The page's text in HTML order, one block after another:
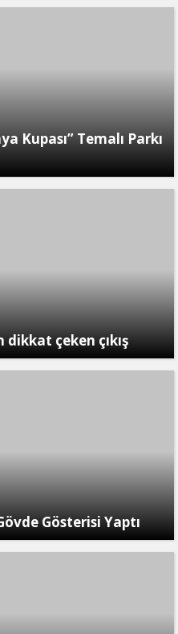
Kupası” Temalı Parkı
çeken çıkış
Gösterisi Yaptı